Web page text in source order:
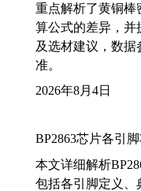
重点解析了黄铜棒
算公式的差异，并
及选材建议，数据
准。
2026年8月4日
BP2863芯片各引
本文详细解析
包括各引脚定义、